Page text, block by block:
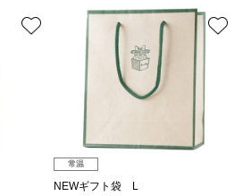
常温
NEWギフト袋 L